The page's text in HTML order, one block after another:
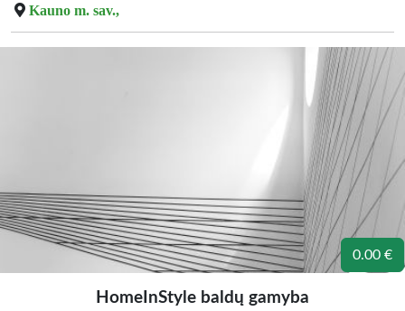
Kauno m. sav.,
0.00 €
HomeInStyle baldų gamyba